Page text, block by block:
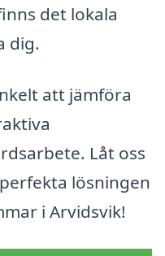
det lokala
dig.
att jämföra
Låt oss
lösningen
i Arvidsvik!